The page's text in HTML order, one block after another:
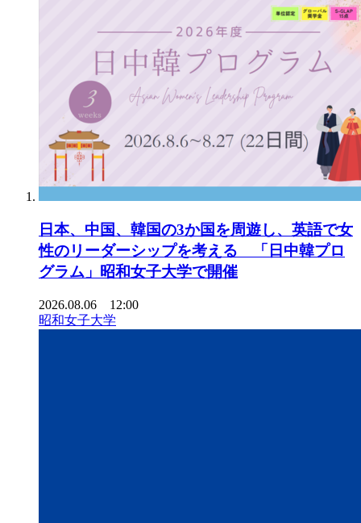
日本、中国、韓国の3か国を周遊し、英語で女
性のリーダーシップを考える 「日中韓プロ
グラム」昭和女子大学で開催
2026.08.06 12:00
昭和女子大学